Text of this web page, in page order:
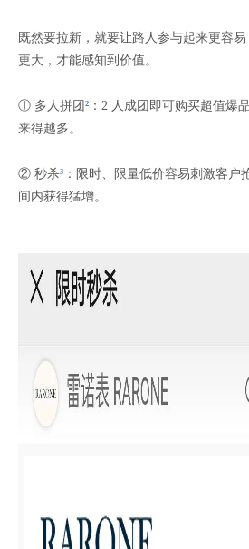
既然要拉新，就要让路人参与起来更容
更大，才能感知到价值。
① 多人拼团² ：2 人成团即可购买超值爆
来得越多。
② 秒杀³ ：限时、限量低价容易刺激客户
间内获得猛增。